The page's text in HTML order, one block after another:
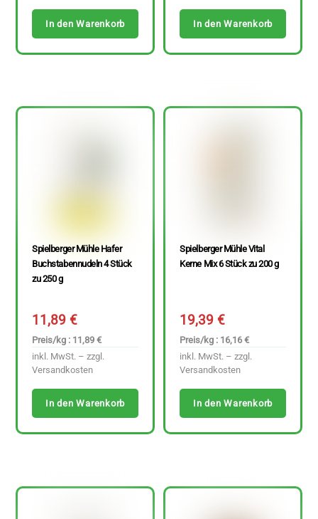
In den Warenkorb In den Warenkorb
Spielberger Mühle Hafer
Buchstabennudeln 4 Stück
zu 250 g
11,89€
Preis/kg : 11,89 €
inkl. MwSt. – zzgl.
Versandkosten
In den Warenkorb
Spielberger Mühle Vital
Kerne Mix 6 Stück zu 200 g
19,39€
Preis/kg : 16,16 €
inkl. MwSt. – zzgl.
Versandkosten
In den Warenkorb